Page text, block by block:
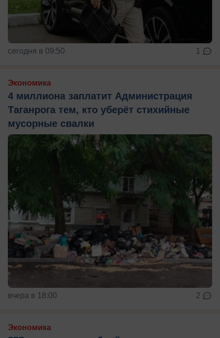
сегодня в 09:50 1
Экономика
4 миллиона заплатит Администрация
Таганрога тем, кто уберёт стихийные
мусорные свалки
вчера в 18:00 2
Экономика